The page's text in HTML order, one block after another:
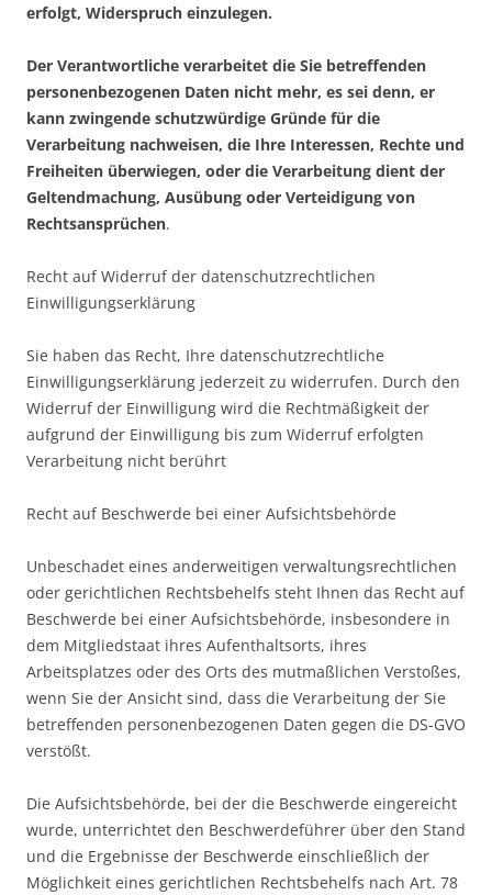
erfolgt, Widerspruch einzulegen.
Der Verantwortliche verarbeitet die Sie betreffenden
personenbezogenen Daten nicht mehr, es sei denn, er
kann zwingende schutzwürdige Gründe für die
Verarbeitung nachweisen, die Ihre Interessen, Rechte und
Freiheiten überwiegen, oder die Verarbeitung dient der
Geltendmachung, Ausübung oder Verteidigung von
Rechtsansprüchen.
Recht auf Widerruf der datenschutzrechtlichen
Einwilligungserklärung
Sie haben das Recht, Ihre datenschutzrechtliche
Einwilligungserklärung jederzeit zu widerrufen. Durch den
Widerruf der Einwilligung wird die Rechtmäßigkeit der
aufgrund der Einwilligung bis zum Widerruf erfolgten
Verarbeitung nicht berührt
Recht auf Beschwerde bei einer Aufsichtsbehörde
Unbeschadet eines anderweitigen verwaltungsrechtlichen
oder gerichtlichen Rechtsbehelfs steht Ihnen das Recht auf
Beschwerde bei einer Aufsichtsbehörde, insbesondere in
dem Mitgliedstaat ihres Aufenthaltsorts, ihres
Arbeitsplatzes oder des Orts des mutmaßlichen Verstoßes,
wenn Sie der Ansicht sind, dass die Verarbeitung der Sie
betreffenden personenbezogenen Daten gegen die DS-GVO
verstößt.
Die Aufsichtsbehörde, bei der die Beschwerde eingereicht
wurde, unterrichtet den Beschwerdeführer über den Stand
und die Ergebnisse der Beschwerde einschließlich der
Möglichkeit eines gerichtlichen Rechtsbehelfs nach Art. 78